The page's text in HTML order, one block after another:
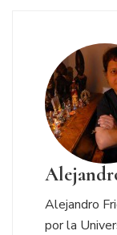
Alejandro
por la